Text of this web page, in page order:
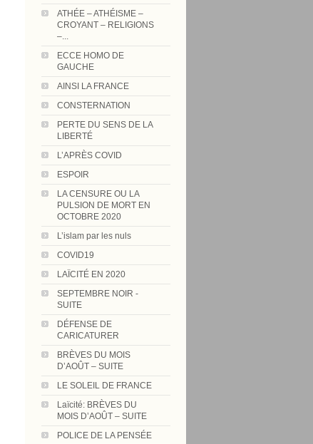
ATHÉE – ATHÉISME –
CROYANT – RELIGIONS
–...
ECCE HOMO DE
GAUCHE
AINSI LA FRANCE
CONSTERNATION
PERTE DU SENS DE LA
LIBERTÉ
L’APRÈS COVID
ESPOIR
LA CENSURE OU LA
PULSION DE MORT EN
OCTOBRE 2020
L’islam par les nuls
COVID19
LAÏCITÉ EN 2020
SEPTEMBRE NOIR -
SUITE
DÉFENSE DE
CARICATURER
BRÈVES DU MOIS
D’AOÛT – SUITE
LE SOLEIL DE FRANCE
Laïcité: BRÈVES DU
MOIS D’AOÛT – SUITE
POLICE DE LA PENSÉE